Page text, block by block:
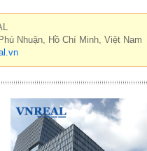
Nhuận, Hồ Chí Minh, Việt Nam